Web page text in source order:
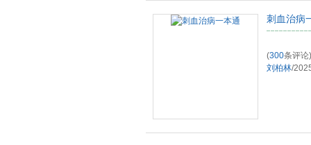
刺血治病
(300条评论)
刘柏林/